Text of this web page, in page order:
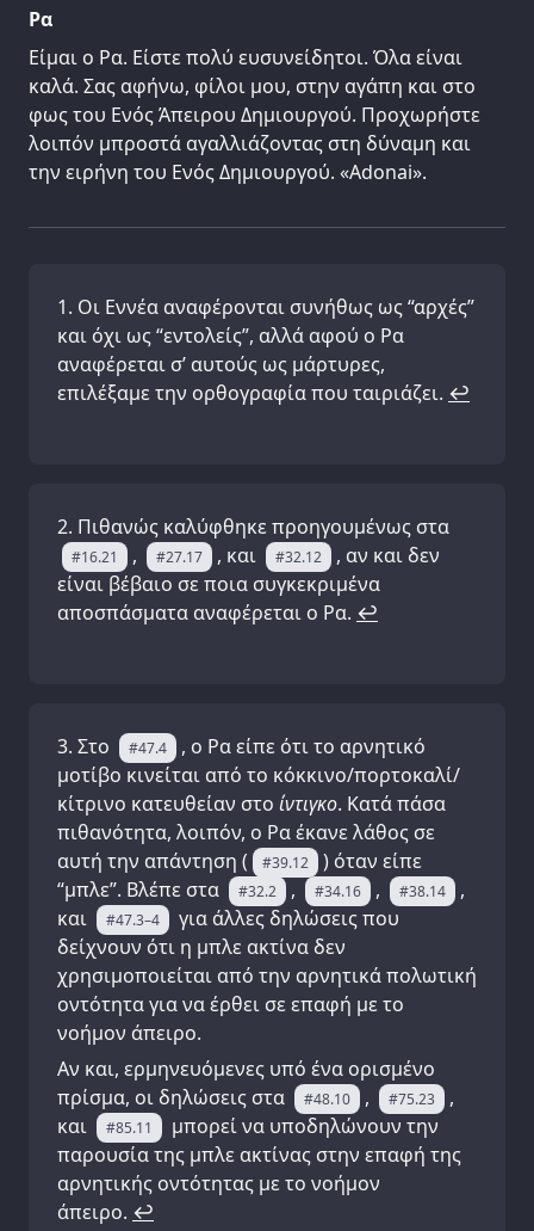
Ρα
Είμαι ο Ρα. Είστε πολύ ευσυνείδητοι. Όλα είναι
καλά. Σας αφήνω, φίλοι μου, στην αγάπη και στο
φως του Ενός Άπειρου Δημιουργού. Προχωρήστε
λοιπόν μπροστά αγαλλιάζοντας στη δύναμη και
την ειρήνη του Ενός Δημιουργού. «Adonai».
Οι Εννέα αναφέρονται συνήθως ως “αρχές”
και όχι ως “εντολείς”, αλλά αφού ο Ρα
αναφέρεται σ’ αυτούς ως μάρτυρες,
επιλέξαμε την ορθογραφία που ταιριάζει. ↩
Πιθανώς καλύφθηκε προηγουμένως στα
#16.21 , #27.17 , και #32.12
, αν και δεν
είναι βέβαιο σε ποια συγκεκριμένα
αποσπάσματα αναφέρεται ο Ρα. ↩
Στο #47.4
, ο Ρα είπε ότι το αρνητικό
μοτίβο κινείται από το κόκκινο/πορτοκαλί/
κίτρινο κατευθείαν στο ίντιγκο. Κατά πάσα
πιθανότητα, λοιπόν, ο Ρα έκανε λάθος σε
αυτή την απάντηση (
#39.12
) όταν είπε
“μπλε”. Βλέπε στα
#32.2 , #34.16 , #38.14
,
και
#47.3–4
για άλλες δηλώσεις που
δείχνουν ότι η μπλε ακτίνα δεν
χρησιμοποιείται από την αρνητικά πολωτική
οντότητα για να έρθει σε επαφή με το
νοήμον άπειρο.
Αν και, ερμηνευόμενες υπό ένα ορισμένο
πρίσμα, οι δηλώσεις στα
#48.10 , #75.23
,
και
#85.11
μπορεί να υποδηλώνουν την
παρουσία της μπλε ακτίνας στην επαφή της
αρνητικής οντότητας με το νοήμον
άπειρο. ↩